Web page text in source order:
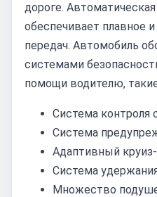
дороге.
обеспечивает плавное
передач. Автомобиль
системами
помощи водителю,
Система контроля
Система
Адаптивный
Система
Множество